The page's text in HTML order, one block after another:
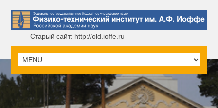
Старый сайт: http://old.ioffe.ru